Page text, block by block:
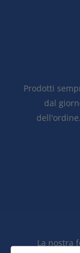
Prodotti
dal
dell'ordine.
La nostra